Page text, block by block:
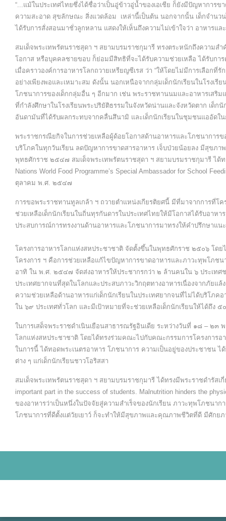
“...แม้ในประเทศไทยซึ่งได้ชื่อว่าเป็นอู่ข้าวอู่น้ำของเอเชีย ก็ยังมีปัญหาการ
ความสะอาด สุขลักษณะ สิ่งแวดล้อม เหล่านี้เป็นต้น นอกจากนั้น เด็กจำนว
ได้รับการสั่งสอนมาชั่วลูกหลาน แสดงให้เห็นถึงความไม่เข้าใจว่า อาหารแ
สมเด็จพระเทพรัตนราชสุดา ฯ สยามบรมราชกุมารี ทรงตระหนักถึงควา
โอกาส หรือบุคคลชายขอบ ก็ย่อมมีสิทธิที่จะได้รับความช่วยเหลือ ได้รับกา
เมื่อคราวองค์การอาหารโลกถวายเหรียญซีเรส ว่า “ให้โดยไม่มีการเลือก
อย่างเพียงพอและเหมาะสม ดังนั้น นอกเหนือจากกลุ่มเด็กนักเรียนในโรงเ
โภชนาการของเด็กกลุ่มอื่น ๆ อีกมาก เช่น พระราชทานนมและอาหารเสริม
ที่กำลังศึกษาในโรงเรียนพระปริยัติธรรมในจังหวัดน่านและจังหวัดตาก เด็ก
อันดามันที่ได้รับผลกระทบจากคลื่นสึนามิ และเด็กนักเรียนในชุมชนแออัดใ
พระราชกรณียกิจในการช่วยเหลือผู้ด้อยโอกาสด้านอาหารและโภชนาการ
บริโภคในทุกวันเรียน ลดปัญหาการขาดสารอาหาร เจ็บป่วยน้อยลง มีสุขภ
พุทธศักราช ๒๕๔๗ สมเด็จพระเทพรัตนราชสุดา ฯ สยามบรมราชกุมารี ได้ท
Nations World Food Programme’s Special Ambassador for School
ตุลาคม พ.ศ. ๒๕๔๗
การขอพระราชทานทูลเกล้า ฯ ถวายตำแหน่งเกียรติยศนี้ มีที่มาจากการที่โ
ช่วยเหลือเด็กนักเรียนในถิ่นทุรกันดารในประเทศไทยให้มีโอกาสได้รับอา
ประสบการณ์การทรงงานด้านอาหารและโภชนาการมาทรงให้คำปรึกษาแ
โครงการอาหารโลกแห่งสหประชาชาติ จัดตั้งขึ้นในพุทธศักราช ๒๕๐๖ โ
โครงการ ฯ คือการช่วยเหลือแก้ไขปัญหาการขาดอาหารและภาวะทุพโภ
อาทิ ใน พ.ศ. ๒๕๔๗ จัดส่งอาหารให้ประชากรกว่า ๒ ล้านคนใน ๖ ประเท
ประเทศยากจนที่สุดในโลกและประสบภาวะวิกฤตทางอาหารเนื่องจากภัยแ
ความช่วยเหลือด้านอาหารแก่เด็กนักเรียนในประเทศยากจนที่ไม่ได้บริโภ
ใน ๖๙ ประเทศทั่วโลก และมีเป้าหมายที่จะช่วยเหลือเด็กนักเรียนให้ได้ถึง
ในการเสด็จพระราชดำเนินเยือนสาธารณรัฐอินเดีย ระหว่างวันที่ ๑๘ – ๒
โลกแห่งสหประชาชาติ โดยได้ทรงร่วมคณะไปกับคณะกรรมการโครงการอ
ในการนี้ ได้ทอดพระเนตรอาหาร โภชนาการ ความเป็นอยู่ของประชาชน ไ
ต่าง ๆ แก่เด็กนักเรียนชาวโอริสสา
สมเด็จพระเทพรัตนราชสุดา ฯ สยามบรมราชกุมารี ได้ทรงมีพระราชดำรัส
important part in the success of students. Malnutrition hinders the
ของอาหารว่าเป็นหนึ่งในปัจจัยสู่ความสำเร็จของนักเรียน ภาวะทุพโภชนา
โภชนาการที่ดีตั้งแต่วัยเยาว์ ก็จะทำให้มีสุขภาพและคุณภาพชีวิตที่ดี มีศักย